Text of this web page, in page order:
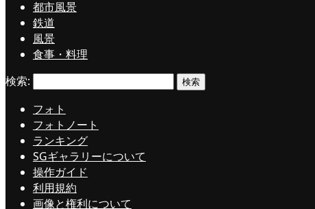
都市風景
鉄道
風景
食事・料理
フォト
フォトノート
ランキング
SGギャラリーについて
操作ガイド
利用規約
画像と権利について
検索: